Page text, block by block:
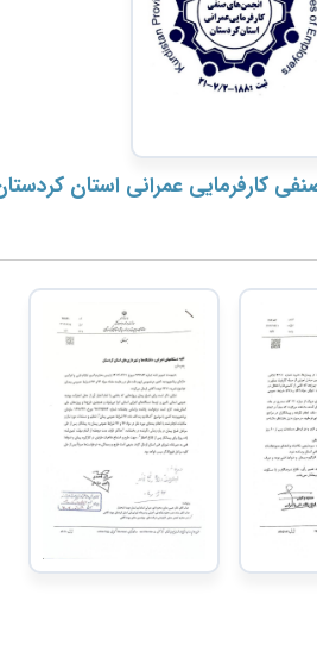
کارفرمایی عمرانی استان